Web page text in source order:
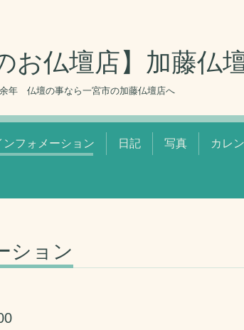
お仏壇店】加藤仏
年 仏壇の事なら一宮市の加藤仏壇店へ
ンフォメーション 日記 写真 カレ
ション